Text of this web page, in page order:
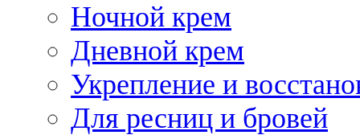
Ночной крем
Дневной крем
Укрепление и
Для ресниц и бровей